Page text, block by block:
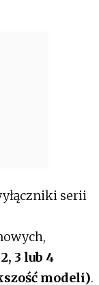
serii
2, 3 lub 4
modeli).